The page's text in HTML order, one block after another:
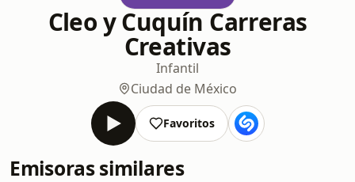
Cleo y Cuquín Carreras
Creativas
Infantil
Ciudad de México
Favoritos
Emisoras similares